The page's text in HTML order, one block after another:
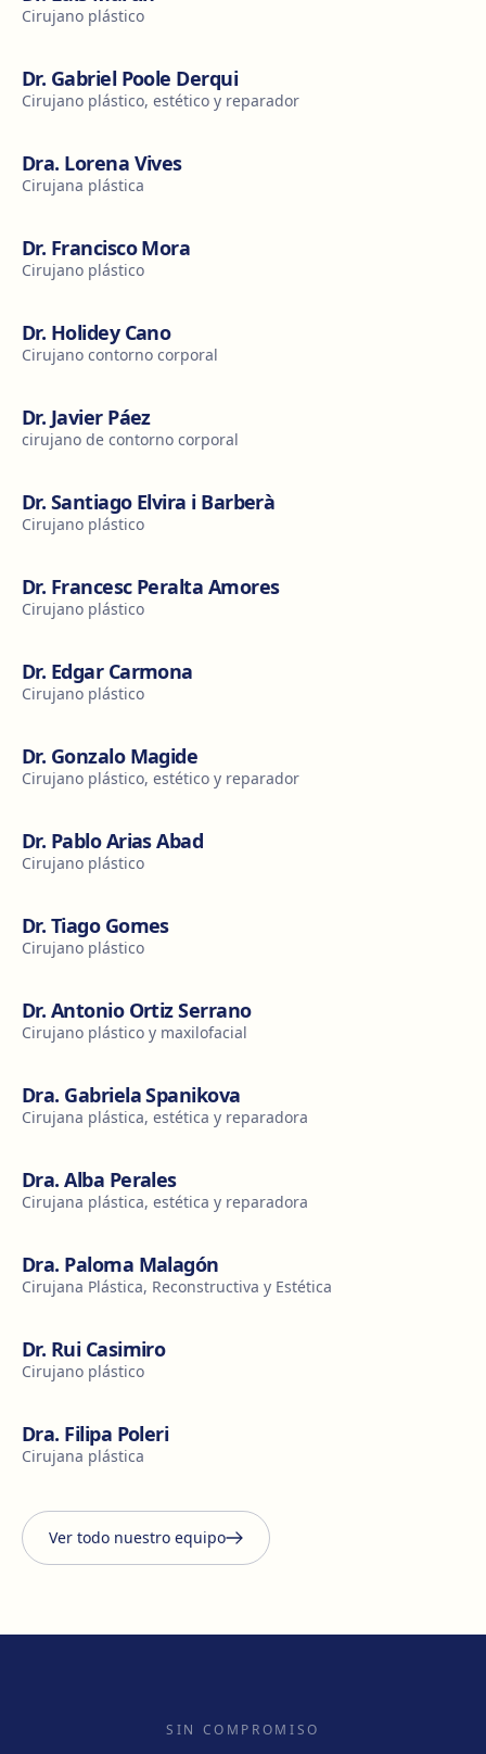
Cirujano plástico
Dr. Gabriel Poole Derqui
Cirujano plástico, estético y reparador
Dra. Lorena Vives
Cirujana plástica
Dr. Francisco Mora
Cirujano plástico
Dr. Holidey Cano
Cirujano contorno corporal
Dr. Javier Páez
cirujano de contorno corporal
Dr. Santiago Elvira i Barberà
Cirujano plástico
Dr. Francesc Peralta Amores
Cirujano plástico
Dr. Edgar Carmona
Cirujano plástico
Dr. Gonzalo Magide
Cirujano plástico, estético y reparador
Dr. Pablo Arias Abad
Cirujano plástico
Dr. Tiago Gomes
Cirujano plástico
Dr. Antonio Ortiz Serrano
Cirujano plástico y maxilofacial
Dra. Gabriela Spanikova
Cirujana plástica, estética y reparadora
Dra. Alba Perales
Cirujana plástica, estética y reparadora
Dra. Paloma Malagón
Cirujana Plástica, Reconstructiva y Estética
Dr. Rui Casimiro
Cirujano plástico
Dra. Filipa Poleri
Cirujana plástica
Ver todo nuestro equipo
SIN COMPROMISO